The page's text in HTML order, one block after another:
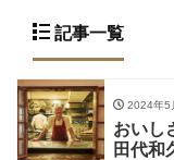
記事一覧
2024年5
おいし
田代